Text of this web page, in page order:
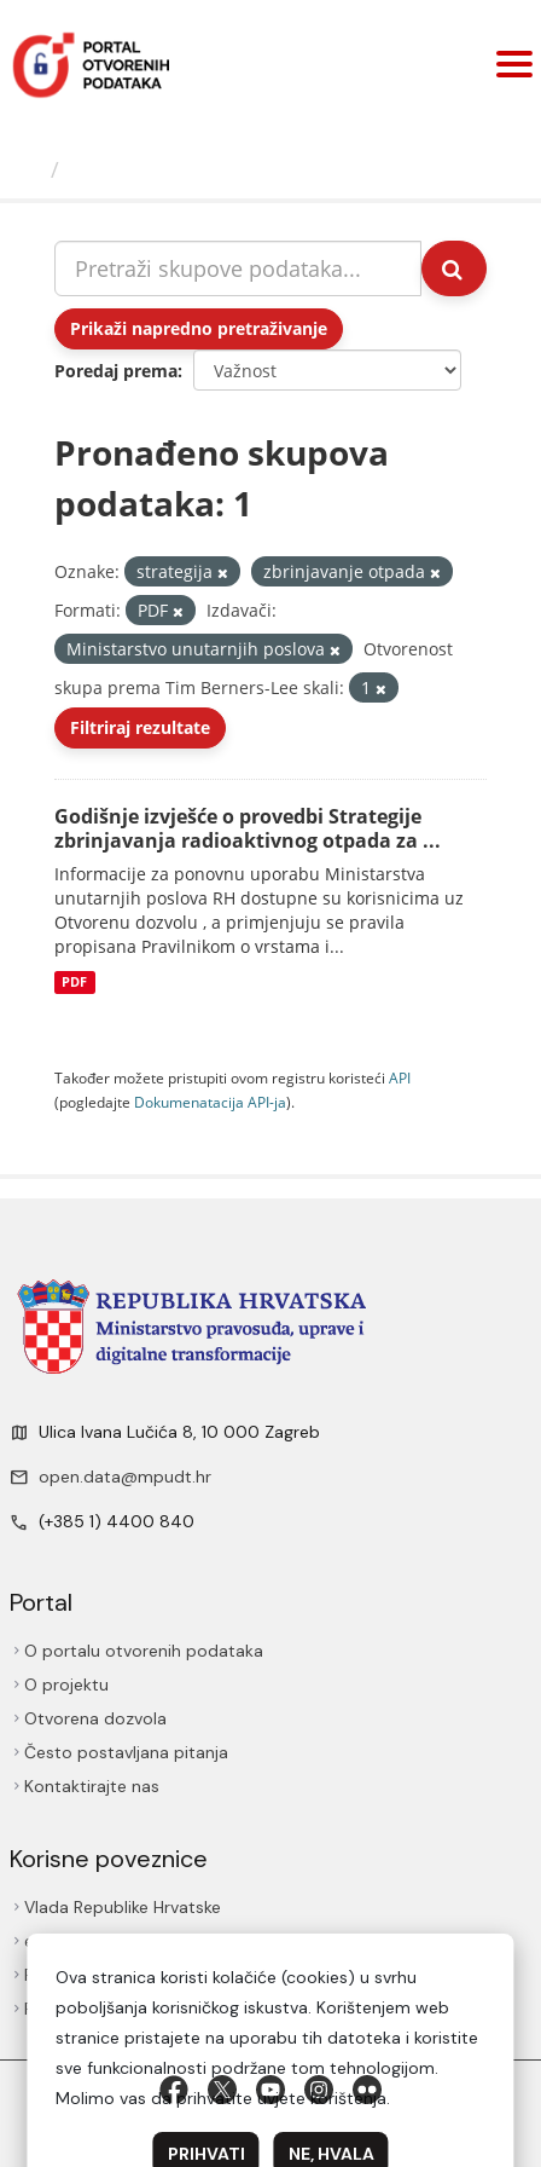
sadržaj
Prikaži napredno pretraživanje
Poredaj prema
Pronađeno skupova
podataka: 1
Oznake: strategija
zbrinjavanje otpada
Formati:
PDF
Izdavači:
Ministarstvo unutarnjih poslova
Otvorenost
skupa prema Tim Berners-Lee skali:
1
Filtriraj rezultate
Godišnje izvješće o provedbi Strategije
zbrinjavanja radioaktivnog otpada za ...
Informacije za ponovnu uporabu Ministarstva
unutarnjih poslova RH dostupne su korisnicima uz
Otvorenu dozvolu , a primjenjuju se pravila
propisana Pravilnikom o vrstama i...
PDF
Također možete pristupiti ovom registru koristeći API
(pogledajte Dokumenаtаcijа API-jа).